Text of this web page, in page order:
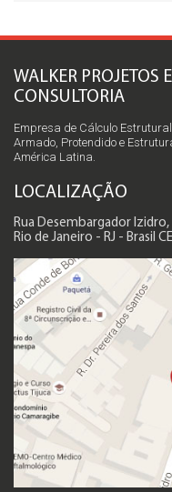
WALKER PROJETOS
CONSULTORIA
Empresa de Cálculo
Armado, Protendido e
América Latina.
LOCALIZAÇÃO
Rua Desembargador Izidro,
Rio de Janeiro - RJ - Brasil